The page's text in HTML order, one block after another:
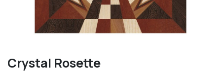
Crystal Rosette